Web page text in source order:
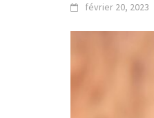
février 20, 2023